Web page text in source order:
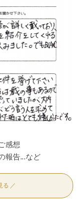
感想
報告...など
る ／